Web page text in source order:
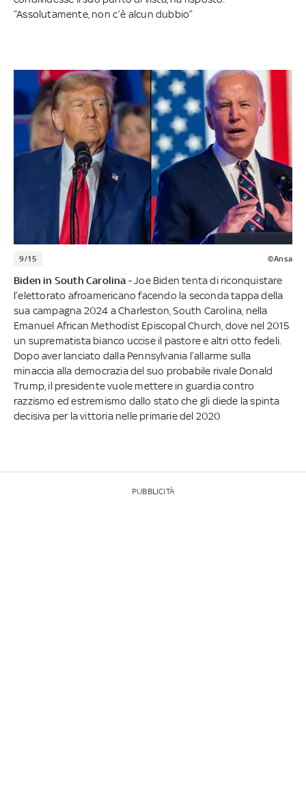
“Assolutamente, non c’è alcun dubbio”
9/15 ©Ansa
Biden in South Carolina - Joe Biden tenta di riconquistare
l’elettorato afroamericano facendo la seconda tappa della
sua campagna 2024 a Charleston, South Carolina, nella
Emanuel African Methodist Episcopal Church, dove nel 2015
un suprematista bianco uccise il pastore e altri otto fedeli.
Dopo aver lanciato dalla Pennsylvania l’allarme sulla
minaccia alla democrazia del suo probabile rivale Donald
Trump, il presidente vuole mettere in guardia contro
razzismo ed estremismo dallo stato che gli diede la spinta
decisiva per la vittoria nelle primarie del 2020
PUBBLICITÀ